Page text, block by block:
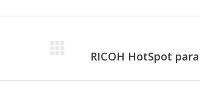
Proyecto
RICOH HotSpot